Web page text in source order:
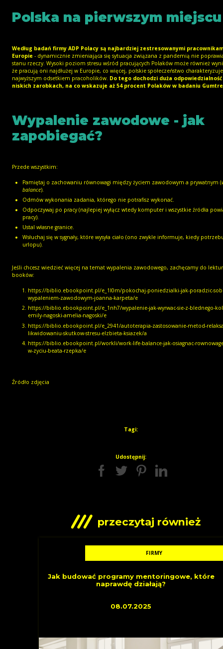
Polska na pierwszym miejscu
Według badań firmy ADP Polacy są najbardziej zestresowanymi
Europie - dynamicznie zmieniająca się sytuacja związana z pandemią nie
stanu rzeczy. Wysoki poziom stresu wśród pracujących Polaków może również
że pracują oni najdłużej w Europie, co więcej, polskie społeczeństwo
najwyższym odsetkiem pracoholików. Do tego dochodzi duża
niskich zarobkach, na co wskazuje aż 54 procent Polaków w badaniu
Wypalenie zawodowe - jak
zapobiegać?
Przede wszystkim:
Pamiętaj o zachowaniu równowagi między życiem zawodowym a prywatnym (
balance).
Odmów wykonania zadania, którego nie potrafisz wykonać.
Odpoczywaj po pracy (najlepiej wyłącz wtedy komputer i wszystkie źródła
pracy).
Ustal własne granice.
Wsłuchaj się w sygnały, które wysyła ciało (ono zwykle informuje, kiedy
urlopu).
Jeśli chcesz wiedzieć więcej na temat wypalenia zawodowego, zachęcamy do
booków:
https://biblio.ebookpoint.pl/e_1l0m/pokochaj-poniedzialki-jak-poradzic-
wypaleniem-zawodowym-joanna-karpeta/e
https://biblio.ebookpoint.pl/e_1nh7/wypalenie-jak-wyrwac-sie-z-blednego-
emily-nagoski-amelia-nagoski/e
https://biblio.ebookpoint.pl/e_2941/autoterapia-zastosowanie-metod-
likwidowaniu-skutkow-stresu-elzbieta-ksiazek/a
https://biblio.ebookpoint.pl/workli/work-life-balance-jak-osiagnac-
w-zyciu-beata-rzepka/e
Źródło zdjęcia
Tagi:
Udostępnij:
przeczytaj również
FIRMY
Jak budować programy mentoringowe, które
naprawdę działają?
08.07.2025